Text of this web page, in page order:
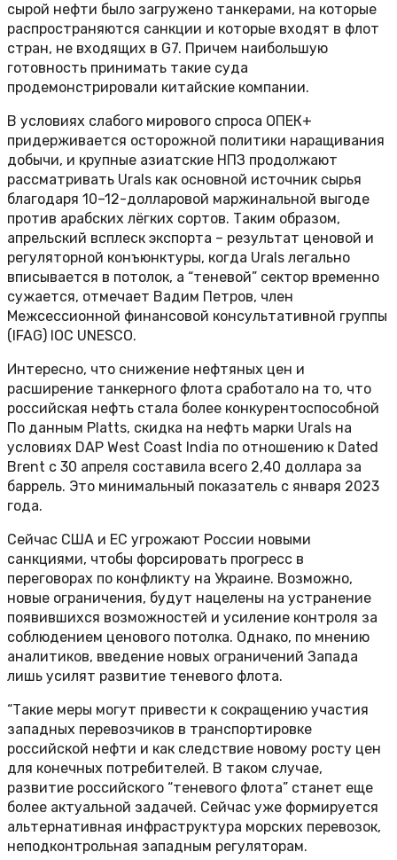
сырой нефти было загружено танкерами, на которые
распространяются санкции и которые входят в флот
стран, не входящих в G7. Причем наибольшую
готовность принимать такие суда
продемонстрировали китайские компании.
В условиях слабого мирового спроса ОПЕК+
придерживается осторожной политики наращивания
добычи, и крупные азиатские НПЗ продолжают
рассматривать Urals как основной источник сырья
благодаря 10–12-долларовой маржинальной выгоде
против арабских лёгких сортов. Таким образом,
апрельский всплеск экспорта – результат ценовой и
регуляторной конъюнктуры, когда Urals легально
вписывается в потолок, а “теневой” сектор временно
сужается, отмечает Вадим Петров, член
Межсессионной финансовой консультативной группы
(IFAG) IOC UNESCO.
Интересно, что снижение нефтяных цен и
расширение танкерного флота сработало на то, что
российская нефть стала более конкурентоспособной
По данным Platts, скидка на нефть марки Urals на
условиях DAP West Coast India по отношению к Dated
Brent с 30 апреля составила всего 2,40 доллара за
баррель. Это минимальный показатель с января 2023
года.
Сейчас США и ЕС угрожают России новыми
санкциями, чтобы форсировать прогресс в
переговорах по конфликту на Украине. Возможно,
новые ограничения, будут нацелены на устранение
появившихся возможностей и усиление контроля за
соблюдением ценового потолка. Однако, по мнению
аналитиков, введение новых ограничений Запада
лишь усилят развитие теневого флота.
“Такие меры могут привести к сокращению участия
западных перевозчиков в транспортировке
российской нефти и как следствие новому росту цен
для конечных потребителей. В таком случае,
развитие российского “теневого флота” станет еще
более актуальной задачей. Сейчас уже формируется
альтернативная инфраструктура морских перевозок,
неподконтрольная западным регуляторам.